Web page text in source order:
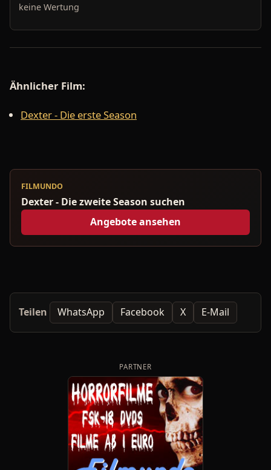
keine Wertung
Ähnlicher Film:
Dexter - Die erste Season
FILMUNDO
Dexter - Die zweite Season suchen
Angebote ansehen
Teilen WhatsApp Facebook X E-Mail
PARTNER